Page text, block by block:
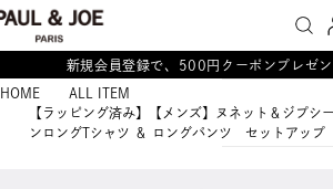
新規会員登録で、500円クーポンプレゼ
HOME
ALL ITEM
【ラッピング済み】【メンズ】ヌネット＆ジプシ
ンロングTシャツ ＆ ロングパンツ セットアップ